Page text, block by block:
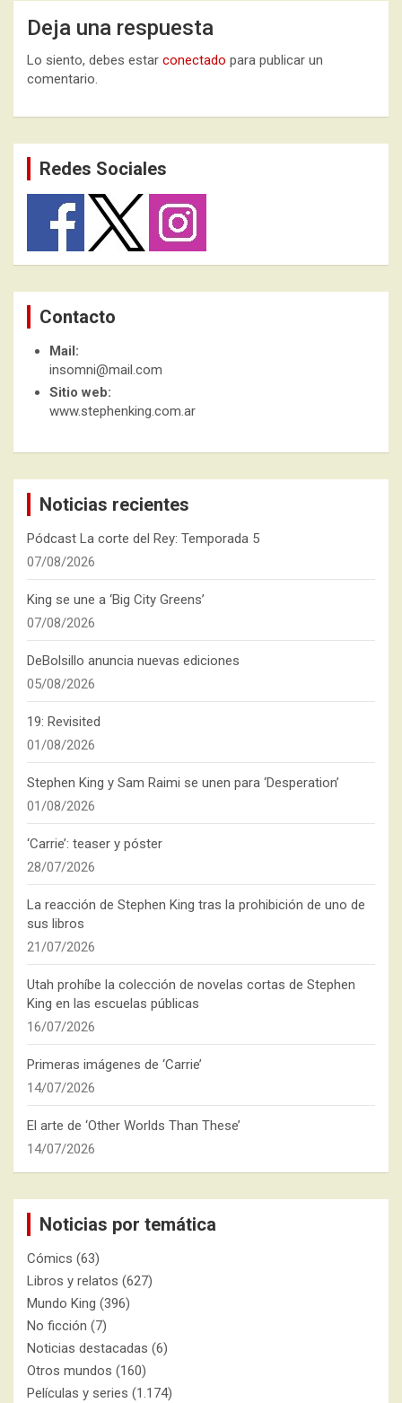
Deja una respuesta
Lo siento, debes estar conectado para publicar un
comentario.
Redes Sociales
Contacto
Mail:
insomni@mail.com
Sitio web:
www.stephenking.com.ar
Noticias recientes
Pódcast La corte del Rey: Temporada 5
07/08/2026
King se une a ‘Big City Greens’
07/08/2026
DeBolsillo anuncia nuevas ediciones
05/08/2026
19: Revisited
01/08/2026
Stephen King y Sam Raimi se unen para ‘Desperation’
01/08/2026
‘Carrie’: teaser y póster
28/07/2026
La reacción de Stephen King tras la prohibición de uno de
sus libros
21/07/2026
Utah prohíbe la colección de novelas cortas de Stephen
King en las escuelas públicas
16/07/2026
Primeras imágenes de ‘Carrie’
14/07/2026
El arte de ‘Other Worlds Than These’
14/07/2026
Noticias por temática
Cómics (63)
Libros y relatos (627)
Mundo King (396)
No ficción (7)
Noticias destacadas (6)
Otros mundos (160)
Películas y series (1.174)